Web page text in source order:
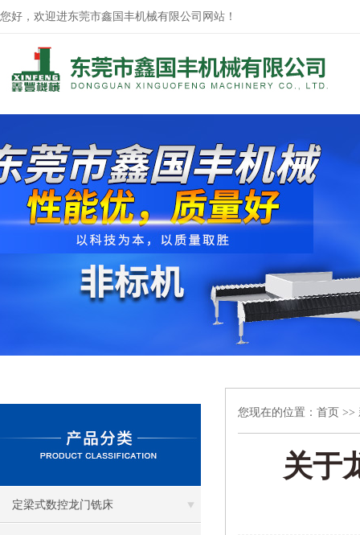
您好，欢迎进东莞市鑫国丰机械有限公司网站！
定梁式数控龙门铣床
您现在的位置： 首页 >>
关于